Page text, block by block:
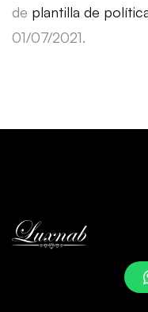
de plantilla de
01/07/2021.